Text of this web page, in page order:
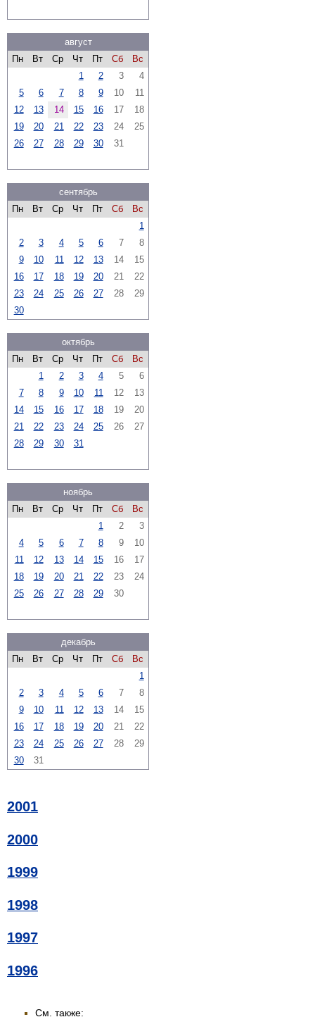
август
Пн
Вт Ср Чт Пт Сб
Вс
1
2 3
4
5
6 7 8 9 10
11
12
13 14 15 16 17
18
19
20 21 22 23 24
25
26
27 28 29 30 31
сентябрь
Пн
Вт Ср Чт Пт Сб
Вс
1
2
3 4 5 6 7
8
9
10 11 12 13 14
15
16
17 18 19 20 21
22
23
24 25 26 27 28
29
30
октябрь
Пн
Вт Ср Чт Пт Сб
Вс
1
2 3 4 5
6
7
8 9 10 11 12
13
14
15 16 17 18 19
20
21
22 23 24 25 26
27
28
29 30 31
ноябрь
Пн
Вт Ср Чт Пт Сб
Вс
1
2
3
4
5 6 7 8 9
10
11
12 13 14 15 16
17
18
19 20 21 22 23
24
25
26 27 28 29 30
декабрь
Пн
Вт Ср Чт Пт Сб
Вс
1
2
3 4 5 6 7
8
9
10 11 12 13 14
15
16
17 18 19 20 21
22
23
24 25 26 27 28
29
30
31
2001
2000
1999
1998
1997
1996
См. также: